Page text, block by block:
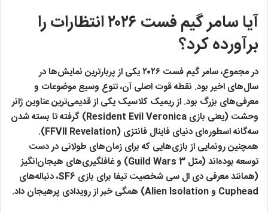
آیا سامر گیم فست ۲۰۲۶ انتظارات را
برآورده کرد؟
در مجموع، سامر گیم فست ۲۰۲۶ یکی از پربارترین نمایش‌ها در
سال‌های اخیر بود. نقطه قوت اصلی آن، تنوع وسیع موضوعات و
معرفی‌های بزرگ بود. از ریمیک کلاسیک یکی از قدیمی‌ترین عناوین ژانر
وحشت (یعنی بازی Resident Evil Veronica) گرفته تا بسته شدن
سه‌گانه اسطوره‌ای دنیای فاینال فانتزی (FFVII Revelation).
همچنین رونمایی از بازی‌هایی که برای زمان‌های طولانی در دست
توسعه بوده‌اند (مثل Guild Wars 3) و غافلگیری‌های هیجان‌انگیز
(همانند معرفی دی ال سی شخصیت تیفا برای بازی SF6، دنباله‌های
Cuphead و Alien Isolation) همگی خبر از رویدادی پرهیجان داد.